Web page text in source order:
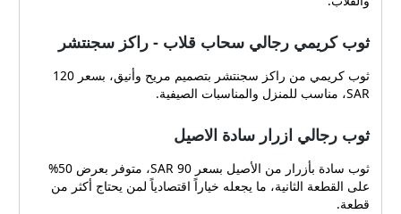
ثوب كريمي رجالي سحاب قلاب - راكز سجنتشر
ثوب كريمي من راكز سجنتشر بتصميم مريح وأنيق، بسعر 120
SAR، مناسب للمنزل والمناسبات الصيفية.
ثوب رجالي ازرار سادة الاصيل
ثوب سادة بأزرار من الأصيل بسعر 90 SAR، متوفر بعرض 50%
على القطعة الثانية، ما يجعله خياراً اقتصادياً لمن يحتاج أكثر من
قطعة.